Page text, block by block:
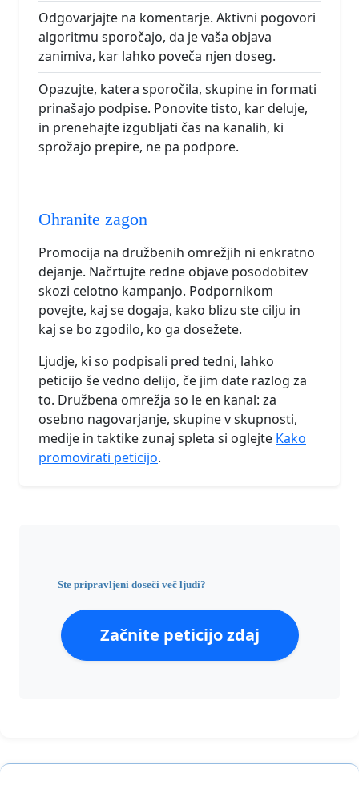
Odgovarjajte na komentarje. Aktivni pogovori
algoritmu sporočajo, da je vaša objava
zanimiva, kar lahko poveča njen doseg.
Opazujte, katera sporočila, skupine in formati
prinašajo podpise. Ponovite tisto, kar deluje,
in prenehajte izgubljati čas na kanalih, ki
sprožajo prepire, ne pa podpore.
Ohranite zagon
Promocija na družbenih omrežjih ni enkratno
dejanje. Načrtujte redne objave posodobitev
skozi celotno kampanjo. Podpornikom
povejte, kaj se dogaja, kako blizu ste cilju in
kaj se bo zgodilo, ko ga dosežete.
Ljudje, ki so podpisali pred tedni, lahko
peticijo še vedno delijo, če jim date razlog za
to. Družbena omrežja so le en kanal: za
osebno nagovarjanje, skupine v skupnosti,
medije in taktike zunaj spleta si oglejte Kako
promovirati peticijo.
Ste pripravljeni doseči več ljudi?
Začnite peticijo zdaj